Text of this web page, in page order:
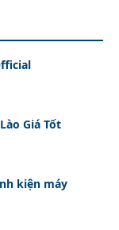
Giá Tốt
kiện máy